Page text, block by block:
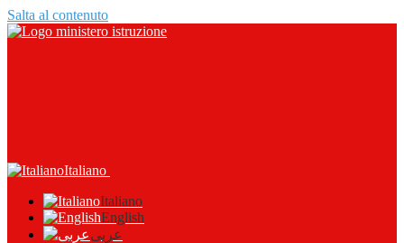
Salta al contenuto
Italiano
Italiano
English
عربى